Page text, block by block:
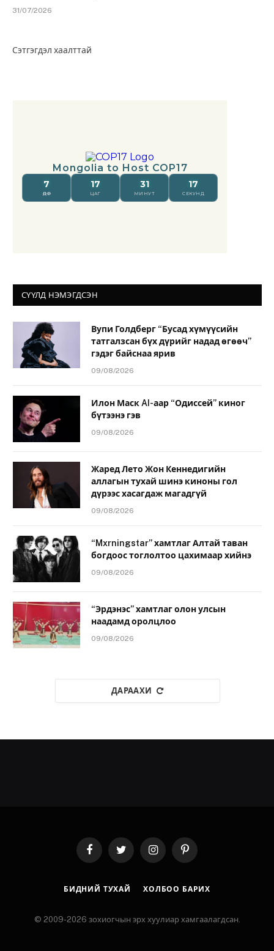
31/07/2026
Сэтгэгдэл хаалттай
СҮҮЛД НЭМЭГДСЭН
Вупи Голдберг “Бусад хүмүүсийн
татгалзсан бүх дүрийг надад өгөөч”
гэдэг байснаа ярив
09/08/2026
Илон Маск AI-аар “Одиссей” киног
бүтээнэ гэв
09/08/2026
Жаред Лето Жон Кеннедигийн
аллагын тухай шинэ киноны гол
дүрээс хасагдаж магадгүй
09/08/2026
“Mxrningstar” хамтлаг Алтай таван
богдоос тоглолтоо цахимаар хийнэ
09/08/2026
“Эрдэнэс” хамтлаг олон улсын
наадамд оролцлоо
09/08/2026
ДАРААХИ
FacebookTwitter InstagramPinterest
БИДНИЙ ТУХАЙ ХОЛБОО БАРИХ
© 2009-2026 зохиогчын эрх хуулиар хамгаалагдсан.